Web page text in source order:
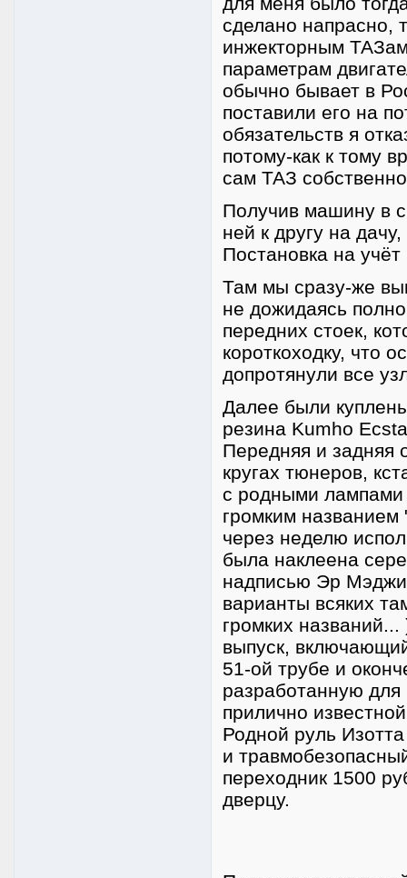
сделано напрасно,
инжекторным
параметрам
обычно бывает в
поставили его на
обязательств я
потому-как к тому
сам ТАЗ
Получив машину в
ней к другу на
Постановка на
Там мы сразу-же
не дожидаясь
передних стоек,
короткоходку, что
допротянули все
Далее были
резина Kumho
Передняя и задняя
кругах тюнеров,
с родными
громким
через неделю
была наклеена
надписью Эр
варианты всяких
громких
выпуск,
51-ой трубе и
разработанную
прилично
Родной руль
и
переходник 1500
дверцу.